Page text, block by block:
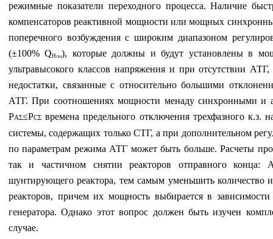
режимные показатели переходного процесса. Наличие
компенсаторов реактивной мощности или мощных
поперечного возбуждения с широким диапазоном
(±100%QНом), которые должны и будут установлены в
ультравысокого классов напряжения и при отсутствии
недостатки, связанные с относительно большими
АТГ. При соотношениях мощности менаду синхронными и
PАΣ≤PСΣ времена предельного отключения трехфазного к.з.
системы, содержащих только СТГ, а при дополнительном
по параметрам режима АТГ может быть больше. Расчеты
так и частичном снятии реакторов отправного конца:
шунтирующего реактора, тем самым уменьшить количество
реакторов, причем их мощность выбирается в
генератора. Однако этот вопрос должен быть изучен
случае.